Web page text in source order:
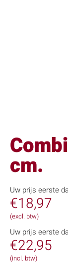
cm.
Uw prijs eerste
€18,97
(excl. btw)
Uw prijs eerste
€22,95
(incl. btw)